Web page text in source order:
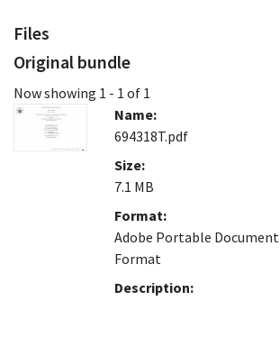
Files
Original bundle
Now showing 1 - 1 of 1
Name:
694318T.pdf
Size:
7.1 MB
Format:
Adobe Portable Document
Format
Description: